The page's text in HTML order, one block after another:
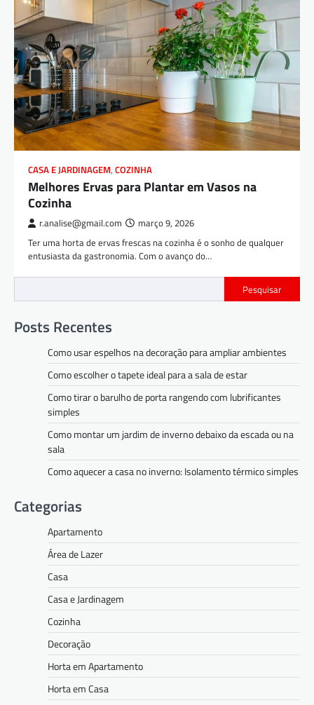
CASA E JARDINAGEM, COZINHA
Melhores Ervas para Plantar em Vasos na
Cozinha
r.analise@gmail.com março 9, 2026
Ter uma horta de ervas frescas na cozinha é o sonho de qualquer
entusiasta da gastronomia. Com o avanço do…
Pesquisar
Posts Recentes
Como usar espelhos na decoração para ampliar ambientes
Como escolher o tapete ideal para a sala de estar
Como tirar o barulho de porta rangendo com lubrificantes
simples
Como montar um jardim de inverno debaixo da escada ou na
sala
Como aquecer a casa no inverno: Isolamento térmico simples
Categorias
Apartamento
Área de Lazer
Casa
Casa e Jardinagem
Cozinha
Decoração
Horta em Apartamento
Horta em Casa